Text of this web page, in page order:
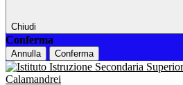
Chiudi
Conferma
Annulla Conferma